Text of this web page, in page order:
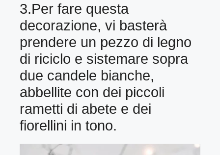
3.Per fare questa
decorazione, vi basterà
prendere un pezzo di legno
di riciclo e sistemare sopra
due candele bianche,
abbellite con dei piccoli
rametti di abete e dei
fiorellini in tono.